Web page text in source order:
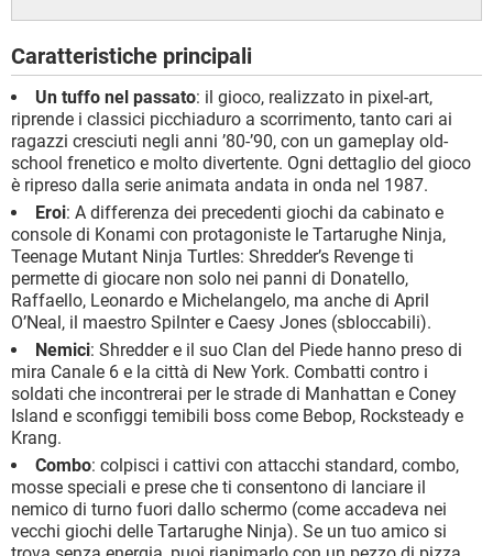
Caratteristiche principali
Un tuffo nel passato: il gioco, realizzato in pixel-art,
riprende i classici picchiaduro a scorrimento, tanto cari ai
ragazzi cresciuti negli anni ’80-’90, con un gameplay old-
school frenetico e molto divertente. Ogni dettaglio del gioco
è ripreso dalla serie animata andata in onda nel 1987.
Eroi: A differenza dei precedenti giochi da cabinato e
console di Konami con protagoniste le Tartarughe Ninja,
Teenage Mutant Ninja Turtles: Shredder’s Revenge ti
permette di giocare non solo nei panni di Donatello,
Raffaello, Leonardo e Michelangelo, ma anche di April
O’Neal, il maestro Spilnter e Caesy Jones (sbloccabili).
Nemici: Shredder e il suo Clan del Piede hanno preso di
mira Canale 6 e la città di New York. Combatti contro i
soldati che incontrerai per le strade di Manhattan e Coney
Island e sconfiggi temibili boss come Bebop, Rocksteady e
Krang.
Combo: colpisci i cattivi con attacchi standard, combo,
mosse speciali e prese che ti consentono di lanciare il
nemico di turno fuori dallo schermo (come accadeva nei
vecchi giochi delle Tartarughe Ninja). Se un tuo amico si